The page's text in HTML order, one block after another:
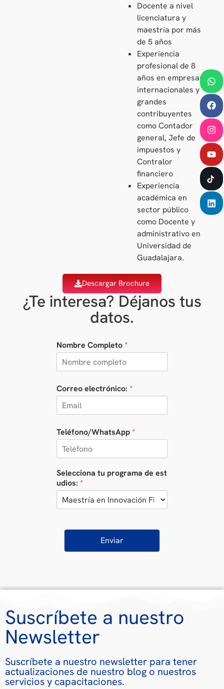
Docente a nivel
licenciatura y
maestría por más
de 5 años
Experiencia
profesional de 8
años en empresas
internacionales y
grandes
contribuyentes
como Contador
general, Jefe de
impuestos y
Contralor
financiero
Experiencia
académica en
sector público
como Docente y
administrativo en
Universidad de
Guadalajara.
Descargar Brochure
¿Te interesa? Déjanos tus
datos.
Nombre Completo*
Correo electrónico:*
Teléfono/WhatsApp*
Selecciona tu programa de est
udios:*
Enviar
Suscríbete a nuestro
Newsletter
Suscríbete a nuestro newsletter para tener
actualizaciones de nuestro blog o nuestros
servicios y capacitaciones.